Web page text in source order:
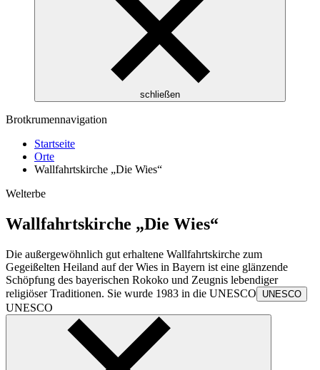
schließen
Brotkrumennavigation
Startseite
Orte
Wallfahrtskirche „Die Wies“
Welterbe
Wallfahrtskirche „Die Wies“
Die außergewöhnlich gut erhaltene Wallfahrtskirche zum
Gegeißelten Heiland auf der Wies in Bayern ist eine glänzende
Schöpfung des bayerischen Rokoko und Zeugnis lebendiger
religiöser Traditionen. Sie wurde 1983 in die UNESCO UNESCO
UNESCO